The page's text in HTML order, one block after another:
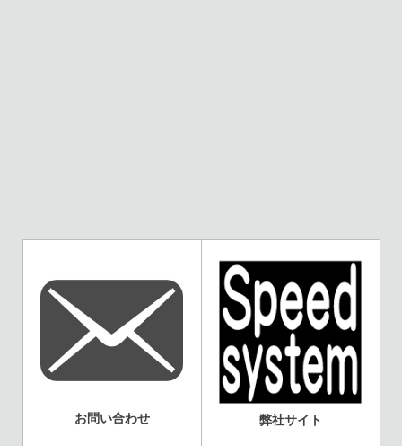
お問い合わせ 弊社サイト